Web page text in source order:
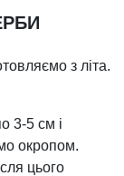
з літа.
3-5 см і
окропом.
цього